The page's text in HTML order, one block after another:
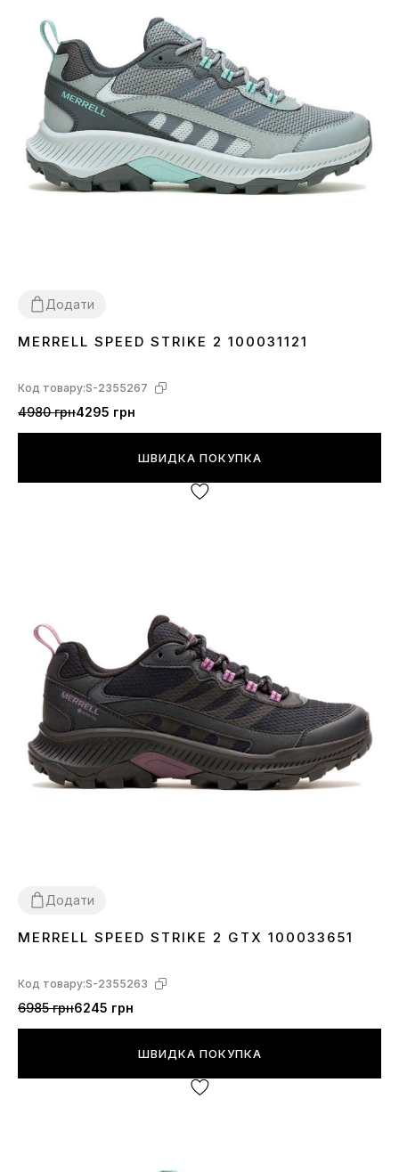
Додати
36
MERRELL SPEED STRIKE 2 100031121
Код товару:S-2355267
4980 грн4295 грн
ШВИДКА ПОКУПКА
Додати
36
MERRELL SPEED STRIKE 2 GTX 100033651
Код товару:S-2355263
6985 грн6245 грн
ШВИДКА ПОКУПКА